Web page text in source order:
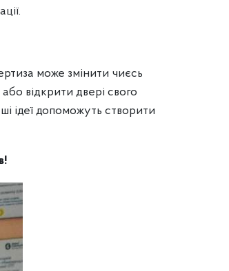
може змінити чиєсь
відкрити двері свого
ідеї допоможуть створити